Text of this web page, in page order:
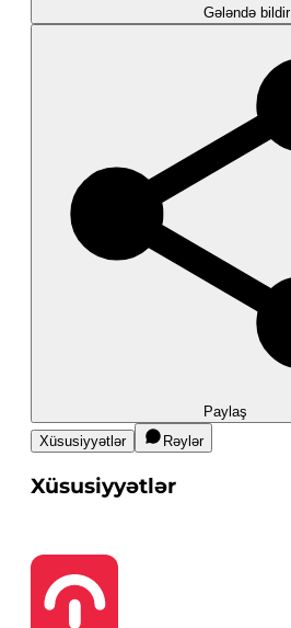
Gələndə bildir
Paylaş
Xüsusiyyətlər
Rəylər
Xüsusiyyətlər